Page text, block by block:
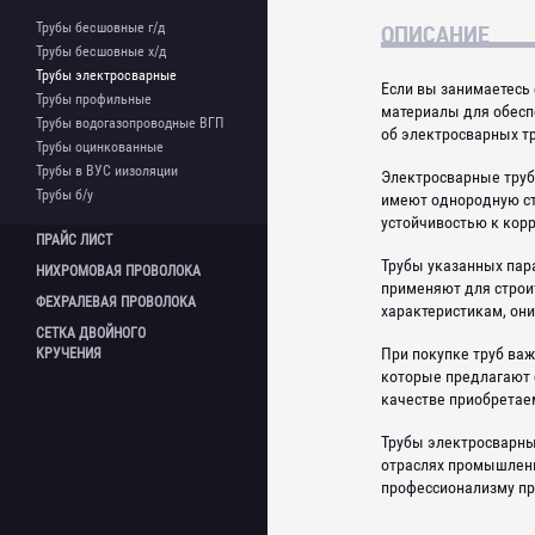
Шестигранник нержавеющий
Труба нержавеющая
Труба профильная
нержавеющая
Уголок нержавеющий
Лента стальная
Полоса стальная
Проволока
Сетка
Шестигранник стальной
Швеллер
Уголок стальной
Балки двутавровые
Фланцы нержавеющие
Фланцевые заглушки
Шаровой кран
Отводы
Отводы нержавеющие
Переходы
Переходы нержавеющие
Тройники
Задвижки
Трубы бесшовные г/д
Трубы бесшовные х/д
Трубы электросварные
Трубы профильные
Трубы водогазопроводные ВГП
Трубы оцинкованные
Трубы в ВУС иизоляции
Трубы б/у
ПРАЙС ЛИСТ
НИХРОМОВАЯ ПРОВОЛОКА
ФЕХРАЛЕВАЯ ПРОВОЛОКА
СЕТКА ДВОЙНОГО
КРУЧЕНИЯ
ОПИСАНИЕ
Если вы
материалы для
об электросварных
Электросварные
имеют однородную
устойчивостью к
Трубы указанных
применяют для
характеристикам,
При покупке труб
которые
качестве
Трубы
отраслях
профессионализму